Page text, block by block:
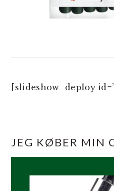
[slideshow_deploy
JEG KØBER MIN